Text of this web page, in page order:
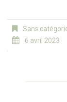
Sans
6 avril 2023